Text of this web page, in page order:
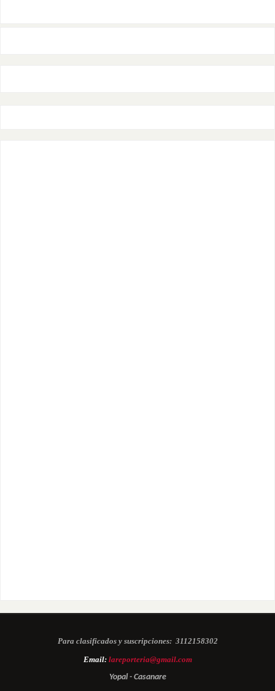
Para clasificados y suscripciones: 3112158302
Email: lareporteria@gmail.com
Yopal - Casanare